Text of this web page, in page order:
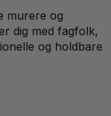
murere og
dig med fagfolk,
og holdbare